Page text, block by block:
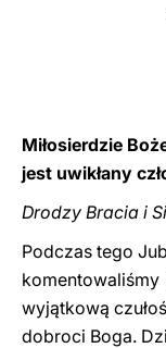
Miłosierdzie
jest uwikłany
Drodzy Bracia i
Podczas tego
komentowaliśmy
wyjątkową
dobroci Boga.